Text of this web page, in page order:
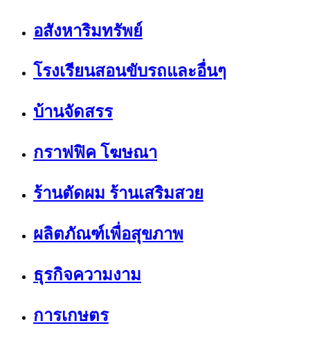
อสังหาริมทรัพย์
โรงเรียนสอนขับรถและอื่นๆ
บ้านจัดสรร
กราฟฟิค โฆษณา
ร้านตัดผม ร้านเสริมสวย
ผลิตภัณฑ์เพื่อสุขภาพ
ธุรกิจความงาม
การเกษตร